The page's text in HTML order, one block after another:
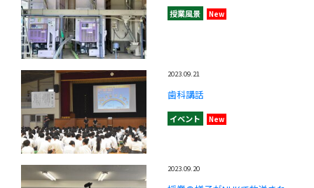
授業風景 New
2023.09.21
歯科講話
イベント New
2023.09.20